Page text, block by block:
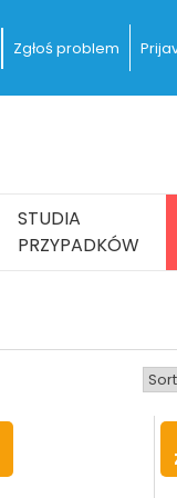
Zgłoś problem
STUDIA
PRZYPADKÓW